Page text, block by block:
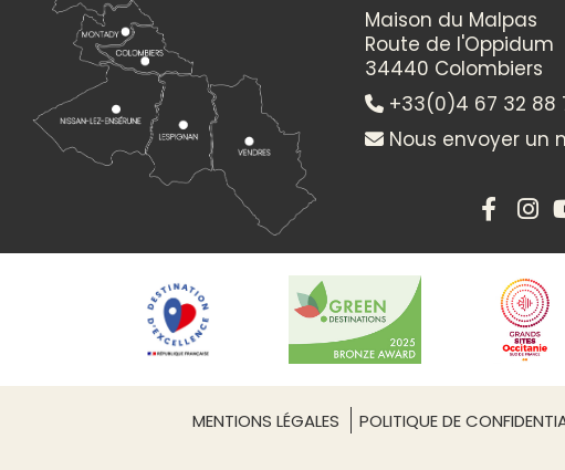
Itinéraire vers
CAMPING LES PEUPLIERS
Leaflet| ©
Gare ferroviaire - Béziers : 8km
Autoroute - A9 sortie 36 Béziers : 8km
Maison du Malpas
Route de l'Oppidum
34440 Colombiers
+33(0)4 67 32 88
Nous envoyer un
MENTIONS LÉGALES POLITIQUE DE